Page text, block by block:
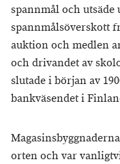
spannmål och utsäde
spannmålsöverskott
auktion och medlen
och drivandet av
slutade i början av
bankväsendet i
orten och var